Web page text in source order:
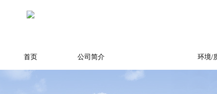
首页 公司简介 环境/